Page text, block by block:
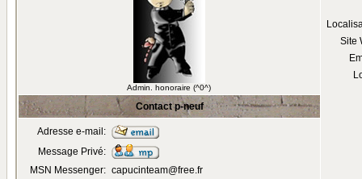
Admin. honoraire (^0^)
Site
Contact p-neuf
Adresse e-mail:
Message Privé:
MSN Messenger: capucinteam@free.fr